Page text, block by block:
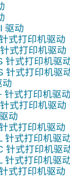
驱动
式打印机驱动
式打印机驱动
针式打印机驱
针式打印机驱
动
针式打印机驱
式打印机驱动
动
式打印机驱动
针式打印机驱
针式打印机驱
针式打印机驱
式打印机驱动